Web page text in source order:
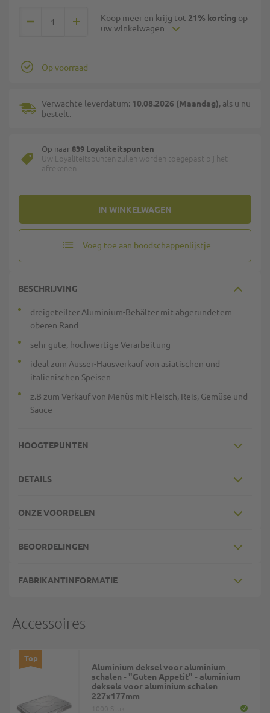
Koop meer en krijg tot 21% korting op
uw winkelwagen
IN WINKELWAGEN
Op voorraad
Verwachte leverdatum: 10.08.2026 (Maandag), als u nu
bestelt.
Op naar839 Loyaliteitspunten
Uw Loyaliteitspunten zullen worden toegepast bij het
afrekenen.
Voeg toe aan boodschappenlijstje
BESCHRIJVING
dreigeteilter Aluminium-Behälter mit abgerundetem
oberen Rand
sehr gute, hochwertige Verarbeitung
ideal zum Ausser-Hausverkauf von asiatischen und
italienischen Speisen
z.B zum Verkauf von Menüs mit Fleisch, Reis, Gemüse und
Sauce
HOOGTEPUNTEN
DETAILS
ONZE VOORDELEN
BEOORDELINGEN
FABRIKANTINFORMATIE
Accessoires
Top
Aluminium deksel voor aluminium
schalen - "Guten Appetit" - aluminium
deksels voor aluminium schalen
227x177mm